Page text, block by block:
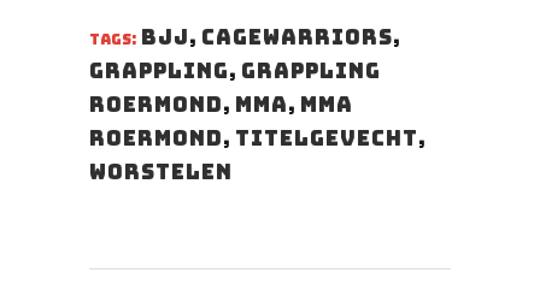
TAGS: BJJ, Cagewarriors,
Grappling, Grappling
Roermond, MMA, MMA
Roermond, titelgevecht,
Worstelen